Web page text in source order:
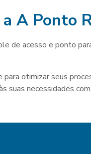
A Ponto
de acesso e ponto
otimizar seus
suas necessidades